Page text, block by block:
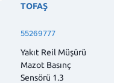
TOFAŞ
55269777
Yakıt Reil Müşürü
Mazot Basınç
Sensörü 1.3